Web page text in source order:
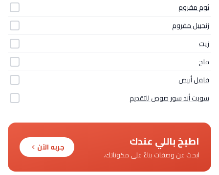
ثوم مفروم
زنجبيل مفروم
زيت
ملح
فلفل أبيض
سويت أند سور صوص للتقديم
اطبخ باللي عندك
ابحث عن وصفات بناءً على مكوناتك.
جربه الآن